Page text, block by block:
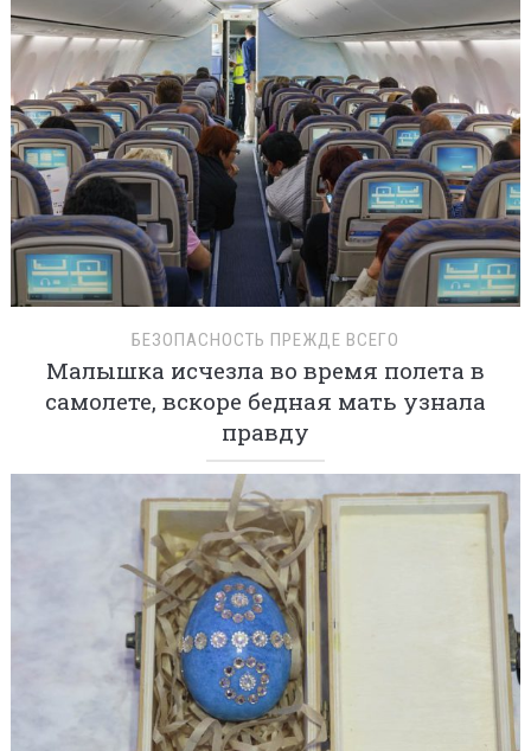
БЕЗОПАСНОСТЬ ПРЕЖДЕ ВСЕГО
Малышка исчезла во время полета в
самолете, вскоре бедная мать узнала
правду